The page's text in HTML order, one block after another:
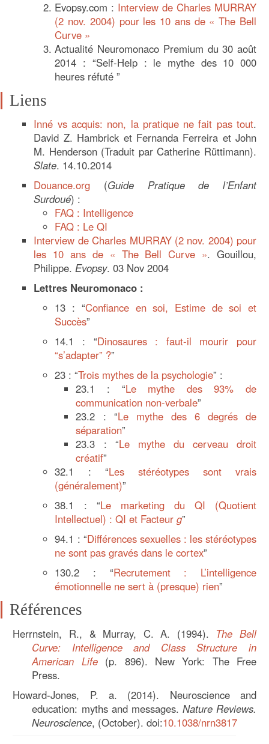
Evopsy.com : Interview de Charles MURRAY
(2 nov. 2004) pour les 10 ans de « The Bell
Curve »
Actualité Neuromonaco Premium du 30 août
2014 : “Self-Help : le mythe des 10 000
heures réfuté ”
Liens
Inné vs acquis: non, la pratique ne fait pas tout.
David Z. Hambrick et Fernanda Ferreira et John
M. Henderson (Traduit par Catherine Rüttimann).
Slate. 14.10.2014
Douance.org (Guide Pratique de l’Enfant
Surdoué) :
FAQ : Intelligence
FAQ : Le QI
Interview de Charles MURRAY (2 nov. 2004) pour
les 10 ans de « The Bell Curve ». Gouillou,
Philippe.Evopsy. 03 Nov 2004
Lettres Neuromonaco :
13 : “Confiance en soi, Estime de soi et
Succès”
14.1 : “Dinosaures : faut-il mourir pour
“s’adapter” ?”
23 : “Trois mythes de la psychologie” :
23.1 : “Le mythe des 93% de
communication non-verbale”
23.2 : “Le mythe des 6 degrés de
séparation”
23.3 : “Le mythe du cerveau droit
créatif”
32.1 : “Les stéréotypes sont vrais
(généralement)”
38.1 : “Le marketing du QI (Quotient
Intellectuel) : QI et Facteurg”
94.1 : “Différences sexuelles : les stéréotypes
ne sont pas gravés dans le cortex”
130.2 : “Recrutement : L’intelligence
émotionnelle ne sert à (presque) rien”
Références
Herrnstein, R., & Murray, C. A. (1994). The Bell
Curve: Intelligence and Class Structure in
American Life(p. 896). New York: The Free
Press.
Howard-Jones, P. a. (2014). Neuroscience and
education: myths and messages. Nature Reviews.
Neuroscience, (October). doi:10.1038/nrn3817